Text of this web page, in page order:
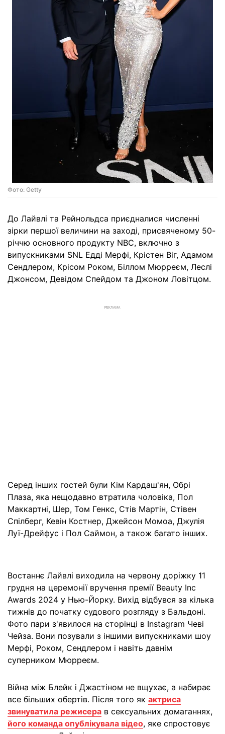
Фото: Getty
До Лайвлі та Рейнольдса приєдналися численні
зірки першої величини на заході, присвяченому 50-
річчю основного продукту NBC, включно з
випускниками SNL Едді Мерфі, Крістен Віг, Адамом
Сендлером, Крісом Роком, Біллом Мюрреєм, Леслі
Джонсом, Девідом Спейдом та Джоном Ловітцом.
РЕКЛАМА
Серед інших гостей були Кім Кардаш'ян, Обрі
Плаза, яка нещодавно втратила чоловіка, Пол
Маккартні, Шер, Том Генкс, Стів Мартін, Стівен
Спілберг, Кевін Костнер, Джейсон Момоа, Джулія
Луї-Дрейфус і Пол Саймон, а також багато інших.
Востаннє Лайвлі виходила на червону доріжку 11
грудня на церемонії вручення премії Beauty Inc
Awards 2024 у Нью-Йорку. Вихід відбувся за кілька
тижнів до початку судового розгляду з Бальдоні.
Фото пари з'явилося на сторінці в Instagram Чеві
Чейза. Вони позували з іншими випускниками шоу
Мерфі, Роком, Сендлером і навіть давнім
суперником Мюрреєм.
Війна між Блейк і Джастіном не вщухає, а набирає
все більших обертів. Після того як актриса
звинуватила режисера в сексуальних домаганнях,
його команда опублікувала відео, яке спростовує